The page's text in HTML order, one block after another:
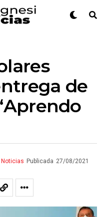
de
Publicada 27/08/2021